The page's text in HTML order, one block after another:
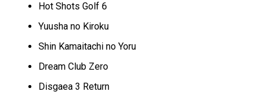
Hot Shots Golf 6
Yuusha no Kiroku
Shin Kamaitachi no Yoru
Dream Club Zero
Disgaea 3 Return